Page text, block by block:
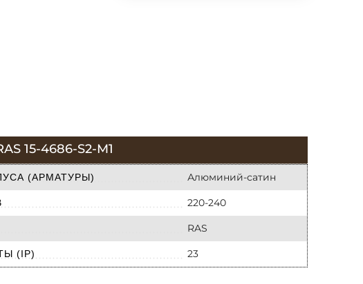
15-4686-S2-M1
(АРМАТУРЫ) Алюминий-сатин
220-240
RAS
(IP) 23